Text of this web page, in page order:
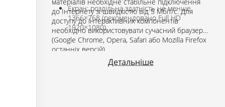
Екран: роздільна здатність не менше
1366×768 (рекомендовано Full HD
1920×1080).
до Інтернету зі швидкістю від 5 Мбіт/с. Для
доступу до інтерактивних компонентів
необхідно використовувати сучасний браузер
(Google Chrome, Opera, Safari або Mozilla Firefox
останніх версій).
Детальніше